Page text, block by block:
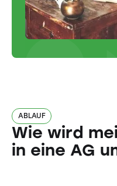
ABLAUF
Wie wird
in eine AG